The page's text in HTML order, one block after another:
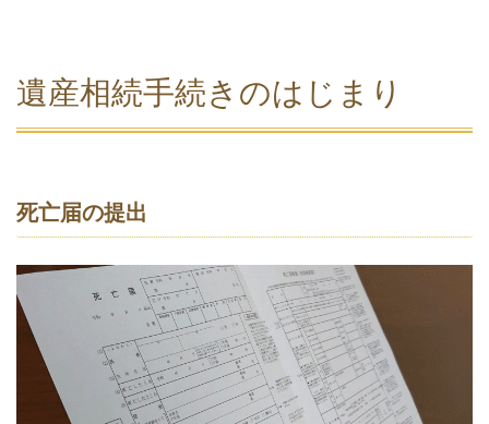
遺産相続手続きのはじまり
死亡届の提出